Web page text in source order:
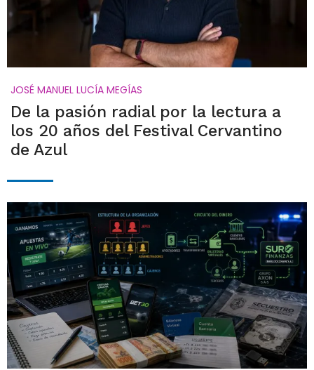
JOSÉ MANUEL LUCÍA MEGÍAS
De la pasión radial por la lectura a
los 20 años del Festival Cervantino
de Azul